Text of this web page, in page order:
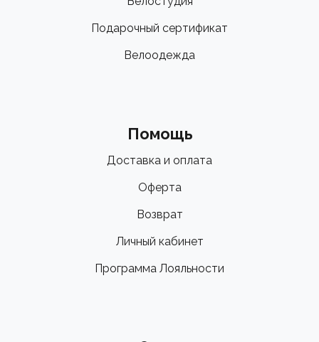
Подарочный сертификат
Велоодежда
Помощь
Доставка и оплата
Оферта
Возврат
Личный кабинет
Программа Лояльности